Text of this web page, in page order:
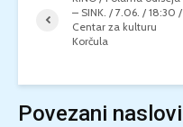
– SINK. / 7.06. / 18:30 /
Centar za kulturu
Korčula
Povezani naslovi